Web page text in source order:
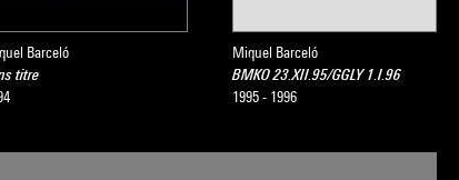
Barceló
titre
Miquel Barceló
BMKO 23.XII.95/GGLY 1.I.96
1995 - 1996